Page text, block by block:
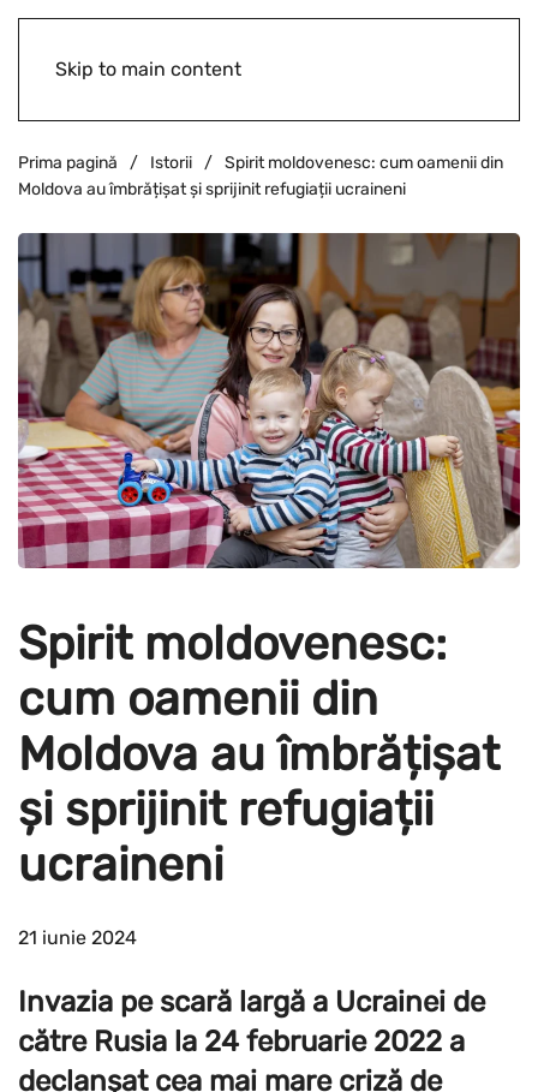
Skip to main content
Prima pagină Istorii
Spirit moldovenesc: cum oamenii din
Moldova au îmbrățișat și sprijinit refugiații ucraineni
Spirit moldovenesc:
cum oamenii din
Moldova au îmbrățișat
și sprijinit refugiații
ucraineni
21 iunie 2024
Invazia pe scară largă a Ucrainei de
către Rusia la 24 februarie 2022 a
declanșat cea mai mare criză de